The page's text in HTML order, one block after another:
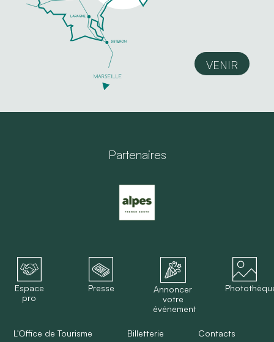
VENIR
Partenaires
Espace
pro
Presse
Annoncer
votre
événement
L'Office de Tourisme
Billetterie
Contacts